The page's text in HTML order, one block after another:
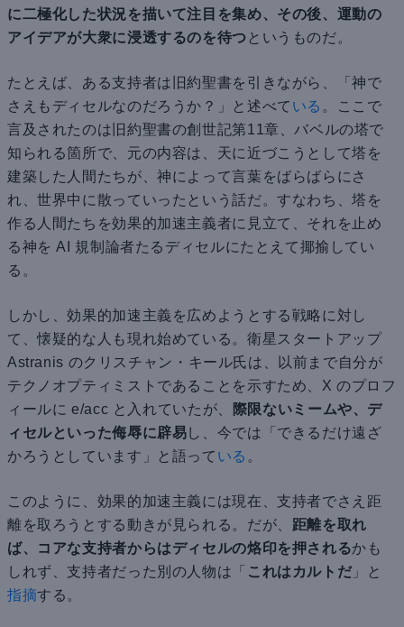
に二極化した状況を描いて注目を集め、その後、運動の
アイデアが大衆に浸透するのを待つ というものだ。
たとえば、ある支持者は旧約聖書を引きながら、「神で
さえもディセルなのだろうか？」と述べて いる 。ここで
言及されたのは旧約聖書の創世記第11章、バベルの塔で
知られる箇所で、元の内容は、天に近づこうとして塔を
建築した人間たちが、神によって言葉をばらばらにさ
れ、世界中に散っていったという話だ。すなわち、塔を
作る人間たちを効果的加速主義者に見立て、それを止め
る神を AI 規制論者たるディセルにたとえて揶揄してい
る。
しかし、効果的加速主義を広めようとする戦略に対し
て、懐疑的な人も現れ始めている。衛星スタートアップ
Astranis のクリスチャン・キール氏は、以前まで自分が
テクノオプティミストであることを示すため、X のプロフ
ィールに e/acc と入れていたが、
際限ないミームや、デ
ィセルといった侮辱に辟易し、今では「できるだけ遠ざ
かろうとしています」と語って いる 。
このように、効果的加速主義には現在、支持者でさえ距
離を取ろうとする動きが見られる。だが、 距離を取れ
ば、コアな支持者からはディセルの烙印を押されるかも
しれず、支持者だった別の人物は「 これはカルトだ」と
指摘する。